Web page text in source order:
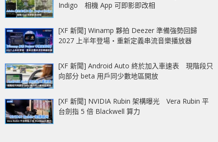
Indigo 相機 App 可即影即改相
[XF 新聞] Winamp 夥拍 Deezer 準備強勢回歸
2027 上半年登場‧重新定義串流音樂播放器
[XF 新聞] Android Auto 終於加入車速表 現階段只
向部分 beta 用戶同少數地區開放
[XF 新聞] NVIDIA Rubin 架構曝光 Vera Rubin 平
台劍指 5 倍 Blackwell 算力